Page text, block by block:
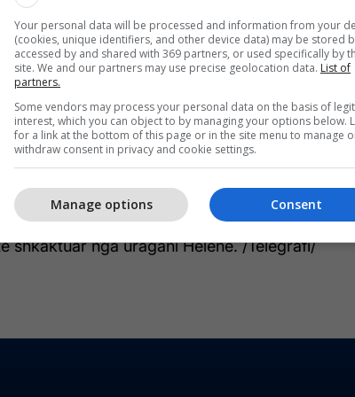
për t'i identifikuar ata, në rast se "goditen
parashikuar nga ekspertët e fushës",
prezencë policie, zjarrfikës, personel
thënë të gjithëve se nuk është stuhia e
janë "shumë të shqetësuar" për uraganin
përshkroi si një "grusht në zorrë" vetëm dy
shkaktuar nga uragani Helene. /Telegrafi/
Your personal data will be processed and information from your
(cookies, unique identifiers, and other device data) may be stored
accessed by and shared with 369 partners, or used specifically by
site. We and our partners may use precise geolocation data. List of
partners.
Some vendors may process your personal data on the basis of
interest, which you can object to by managing your options below.
for a link at the bottom of this page or in the site menu to manage
withdraw consent in privacy and cookie settings.
Consent
Manage options